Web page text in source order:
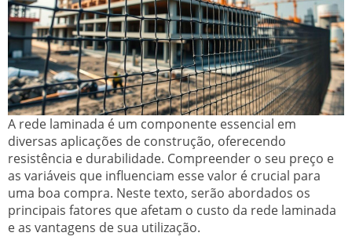
A rede laminada é um componente essencial em
diversas aplicações de construção, oferecendo
resistência e durabilidade. Compreender o seu preço e
as variáveis que influenciam esse valor é crucial para
uma boa compra. Neste texto, serão abordados os
principais fatores que afetam o custo da rede laminada
e as vantagens de sua utilização.